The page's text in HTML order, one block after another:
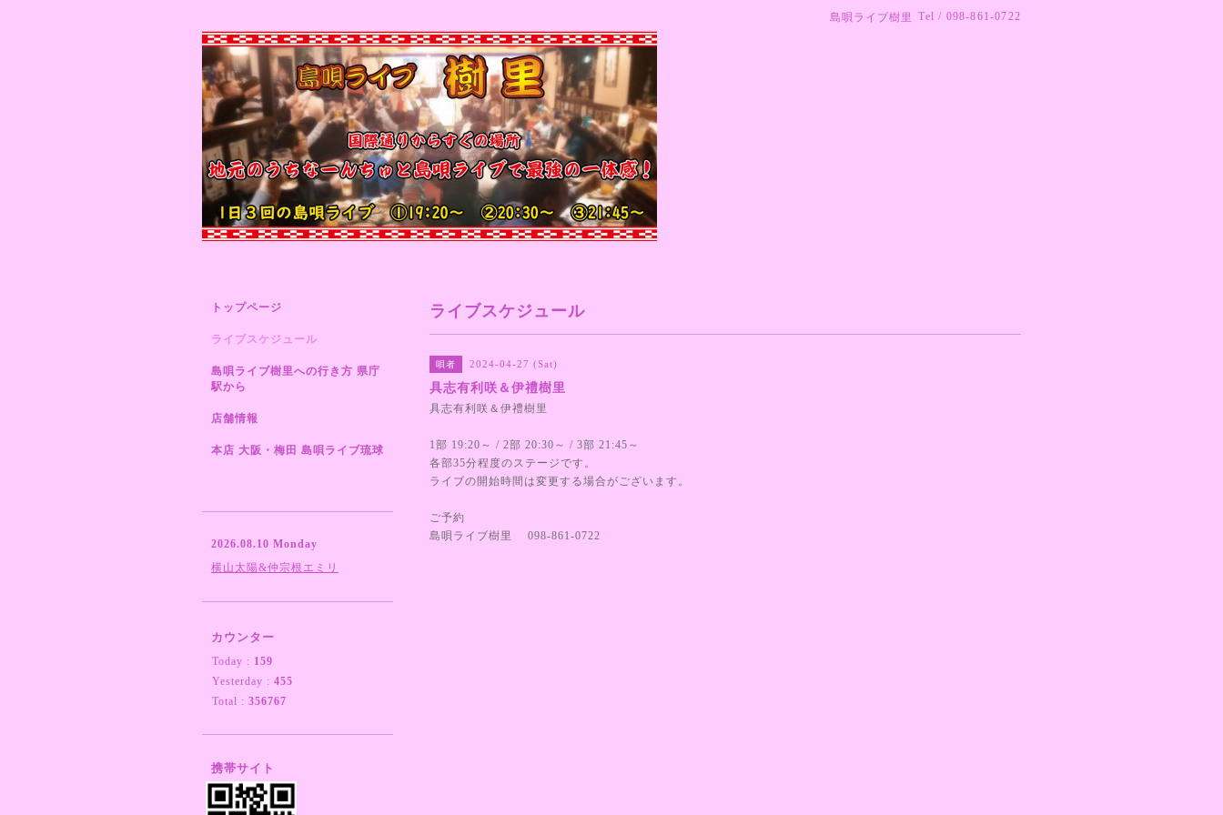
島唄ライブ樹里 Tel / 098-861-0722
ライブスケジュール
唄者 2024-04-27 (Sat)
具志有利咲＆伊禮樹里
具志有利咲＆伊禮樹里
1部 19:20～ / 2部 20:30～ / 3部 21:45～
各部35分程度のステージです。
ライブの開始時間は変更する場合がございます。
ご予約
島唄ライブ樹里 098-861-0722
トップページ
ライブスケジュール
島唄ライブ樹里への行き方 県庁
駅から
店舗情報
本店 大阪・梅田 島唄ライブ琉球
2026.08.10 Monday
横山太陽&仲宗根エミリ
カウンター
Today : 159
Yesterday : 455
Total : 356767
携帯サイト